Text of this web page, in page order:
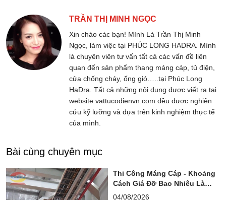
TRẦN THỊ MINH NGỌC
Xin chào các bạn! Mình Là Trần Thị Minh
Ngọc, làm việc tại PHÚC LONG HADRA. Mình
là chuyên viên tư vấn tất cả các vấn đề liên
quan đến sản phẩm thang máng cáp, tủ điện,
cửa chống cháy, ống gió…..tại Phúc Long
HaDra. Tất cả những nội dung được viết ra tại
website vattucodienvn.com đều được nghiên
cứu kỹ lưỡng và dựa trên kinh nghiệm thực tế
của mình.
Bài cùng chuyên mục
Thi Công Máng Cáp - Khoảng
Cách Giá Đỡ Bao Nhiêu Là
Chuẩn?
04/08/2026